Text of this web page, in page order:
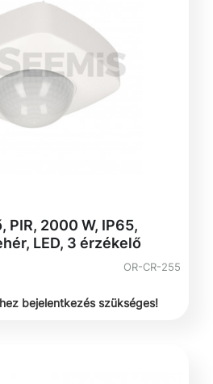
2000 W, IP65,
LED, 3 érzékelő
OR-CR-255
bejelentkezés szükséges!